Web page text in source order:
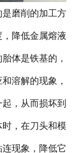
磨削的加工方
降低金属熔液
体是铁基的，
溶解的现象，
，从而损坏到
，在刀头和模
现象，降低它